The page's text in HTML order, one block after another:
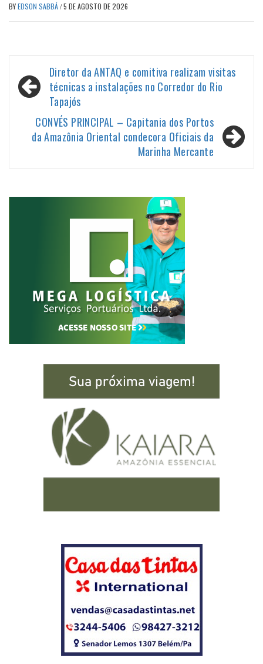
BYEDSON SABBÁ/5 DE AGOSTO DE 2026
Navegação
de
Diretor da ANTAQ e comitiva realizam visitas
técnicas a instalações no Corredor do Rio
Tapajós
CONVÉS PRINCIPAL – Capitania dos Portos
da Amazônia Oriental condecora Oficiais da
Marinha Mercante